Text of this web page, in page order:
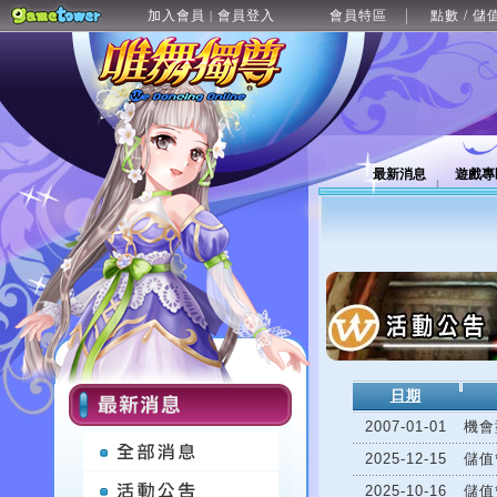
加入會員 | 會員登入 會員特區 點數 / 儲
最新消息 遊戲
日期
2007-01-01
機
2025-12-15
儲
2025-10-16
儲